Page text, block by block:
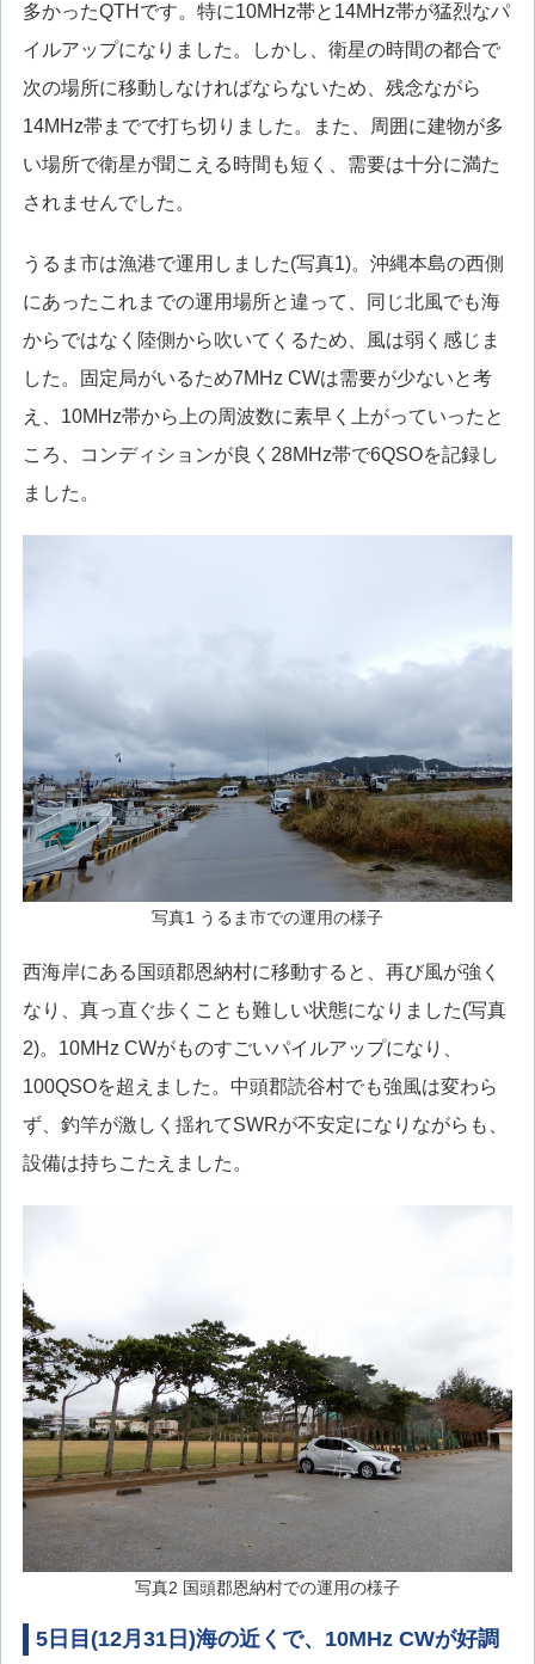
多かったQTHです。特に10MHz帯と14MHz帯が猛烈なパ
イルアップになりました。しかし、衛星の時間の都合で
次の場所に移動しなければならないため、残念ながら
14MHz帯までで打ち切りました。また、周囲に建物が多
い場所で衛星が聞こえる時間も短く、需要は十分に満た
されませんでした。
うるま市は漁港で運用しました(写真1)。沖縄本島の西側
にあったこれまでの運用場所と違って、同じ北風でも海
からではなく陸側から吹いてくるため、風は弱く感じま
した。固定局がいるため7MHz CWは需要が少ないと考
え、10MHz帯から上の周波数に素早く上がっていったと
ころ、コンディションが良く28MHz帯で6QSOを記録し
ました。
写真1 うるま市での運用の様子
西海岸にある国頭郡恩納村に移動すると、再び風が強く
なり、真っ直ぐ歩くことも難しい状態になりました(写真
2)。10MHz CWがものすごいパイルアップになり、
100QSOを超えました。中頭郡読谷村でも強風は変わら
ず、釣竿が激しく揺れてSWRが不安定になりながらも、
設備は持ちこたえました。
写真2 国頭郡恩納村での運用の様子
5日目(12月31日)海の近くで、10MHz CWが好調